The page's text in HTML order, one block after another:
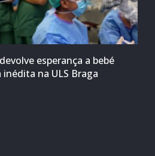
esperança a bebé
na ULS Braga